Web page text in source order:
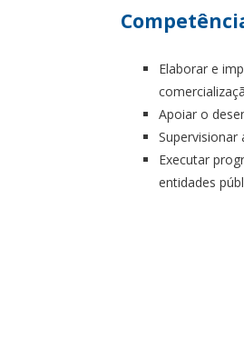
Elaborar e
Apoiar o
Supervisionar
Executar
entidades